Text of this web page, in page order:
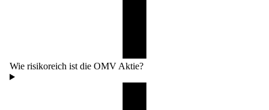
Wie risikoreich ist die OMV Aktie?